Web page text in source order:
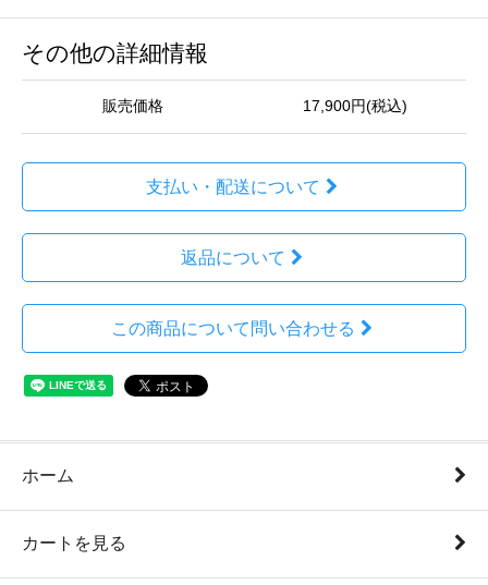
その他の詳細情報
販売価格 17,900円(税込)
支払い・配送について
返品について
この商品について問い合わせる
ホーム
カートを見る